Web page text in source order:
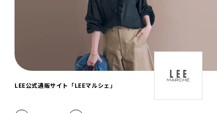
「LEE DAYS」本物志向にときめく。大人カ